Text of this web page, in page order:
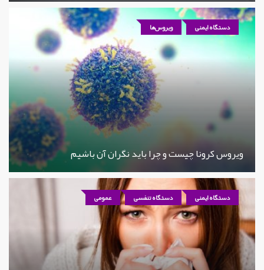
دستگاه ایمنی ویروس‌ها
ویروس کرونا چیست و چرا باید نگران آن باشیم
دستگاه ایمنی دستگاه تنفسی عمومی